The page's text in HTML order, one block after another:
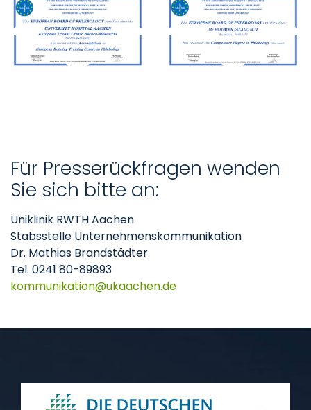
Für Presserückfragen wenden
Sie sich bitte an:
Uniklinik RWTH Aachen
Stabsstelle Unternehmenskommunikation
Dr. Mathias Brandstädter
Tel. 0241 80-89893
kommunikation
ukaachende